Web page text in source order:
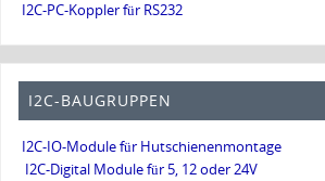
I2C-PC-Koppler für RS232
I2C-BAUGRUPPEN
I2C-IO-Module für Hutschienenmontage
I2C-Digital Module für 5, 12 oder 24V